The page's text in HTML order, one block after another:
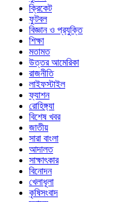
ক্রিকেট
ফুটবল
বিজ্ঞান ও প্রযুক্তি
শিক্ষা
মতামত
উত্তর আমেরিকা
রাজনীতি
লাইফস্টাইল
ফ্যাশন
রোহিঙ্গ্যা
বিশেষ খবর
জাতীয়
সারা বাংলা
আদালত
সাক্ষাৎকার
বিনোদন
খেলাধূলা
কৃষিসংবাদ